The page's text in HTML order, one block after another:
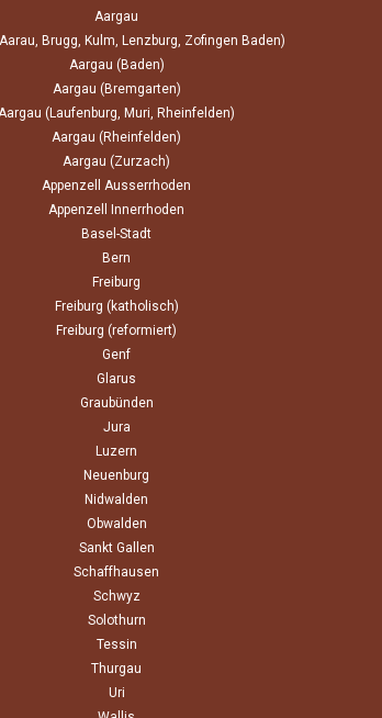
Aargau
Brugg, Kulm, Lenzburg, Zofingen Baden)
Aargau (Baden)
Aargau (Bremgarten)
(Laufenburg, Muri, Rheinfelden)
Aargau (Rheinfelden)
Aargau (Zurzach)
Appenzell Ausserrhoden
Appenzell Innerrhoden
Basel-Stadt
Bern
Freiburg
Freiburg (katholisch)
Freiburg (reformiert)
Genf
Glarus
Graubünden
Jura
Luzern
Neuenburg
Nidwalden
Obwalden
Sankt Gallen
Schaffhausen
Schwyz
Solothurn
Tessin
Thurgau
Uri